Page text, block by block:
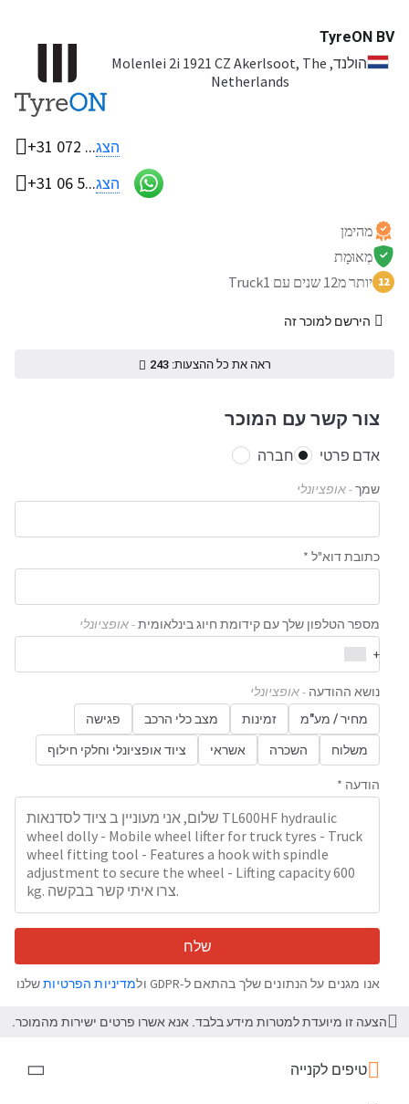
TyreON BV
הולנד , Molenlei 2i 1921 CZ Akerlsoot, The
Netherlands
+31 072 ...הצג
+31 06 5...הצג
מהימן
מְאוּמָת
12 יותר מ12 שנים עם Truck1
הירשם למוכר זה
ראה את כל ההצעות: 243
צור קשר עם המוכר
אדם פרטי חברה
שמך- אופציונלי
כתובת דוא"ל *
מספר הטלפון שלך עם קידומת חיוג בינלאומית- אופציונלי
+
נושא ההודעה - אופציונלי
מחיר / מע"מ זמינות מצב כלי הרכב פגישה
משלוח השכרה אשראי ציוד אופציונלי וחלקי חילוף
הודעה *
שלח
אנו מגנים על הנתונים שלך בהתאם ל-GDPR ול מדיניות הפרטיותשלנו
הצעה זו מיועדת למטרות מידע בלבד. אנא אשרו פרטים ישירות מהמוכר.
טיפים לקנייה